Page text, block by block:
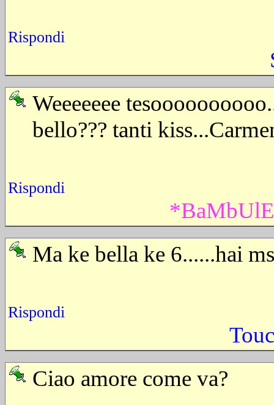
Rispondi
Weeeeeee
bello??? tanti
Rispondi
Ma ke bella ke 6......hai
Rispondi
Ciao amore come va?